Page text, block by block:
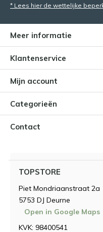
* Lees hier de wettelijke
Meer informatie
Klantenservice
Mijn account
Categorieën
Contact
TOPSTORE
Piet Mondriaanstraat 2a
5753 DJ Deurne
Open in Google Maps
KVK: 98400541